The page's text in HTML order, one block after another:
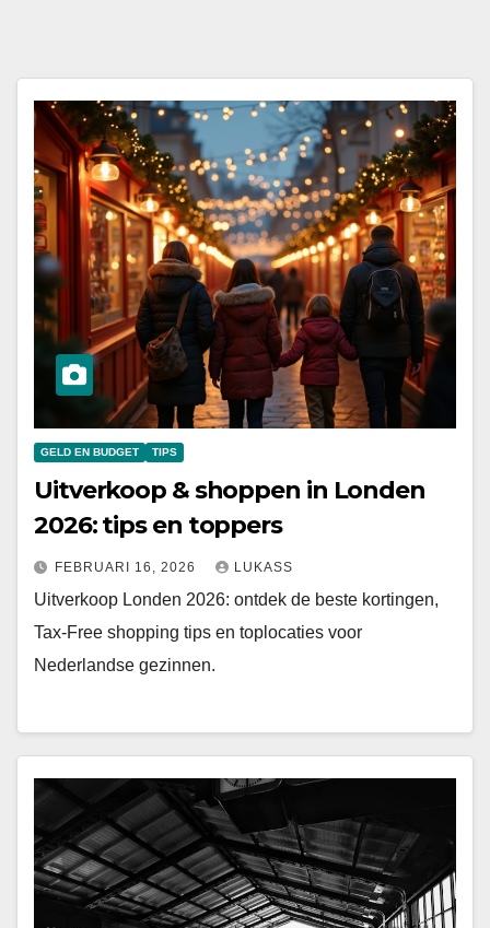
GELD EN BUDGET TIPS
Uitverkoop & shoppen in Londen
2026: tips en toppers
FEBRUARI 16, 2026 LUKASS
Uitverkoop Londen 2026: ontdek de beste kortingen,
Tax-Free shopping tips en toplocaties voor
Nederlandse gezinnen.